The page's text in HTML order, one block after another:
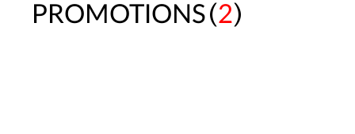
PROMOTIONS(2)